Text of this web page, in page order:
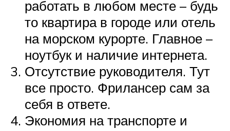
работать в любом месте – будь
то квартира в городе или отель
на морском курорте. Главное –
ноутбук и наличие интернета.
Отсутствие руководителя. Тут
все просто. Фрилансер сам за
себя в ответе.
Экономия на транспорте и